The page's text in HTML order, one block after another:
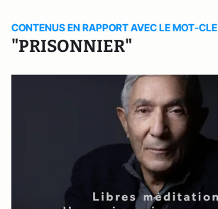
CONTENUS EN RAPPORT AVEC LE MOT-CLE
"PRISONNIER"